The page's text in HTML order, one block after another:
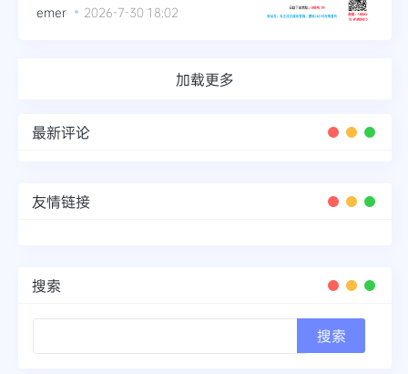
圈
emer 2026-7-30 18:02
加载更多
最新评论
友情链接
搜索